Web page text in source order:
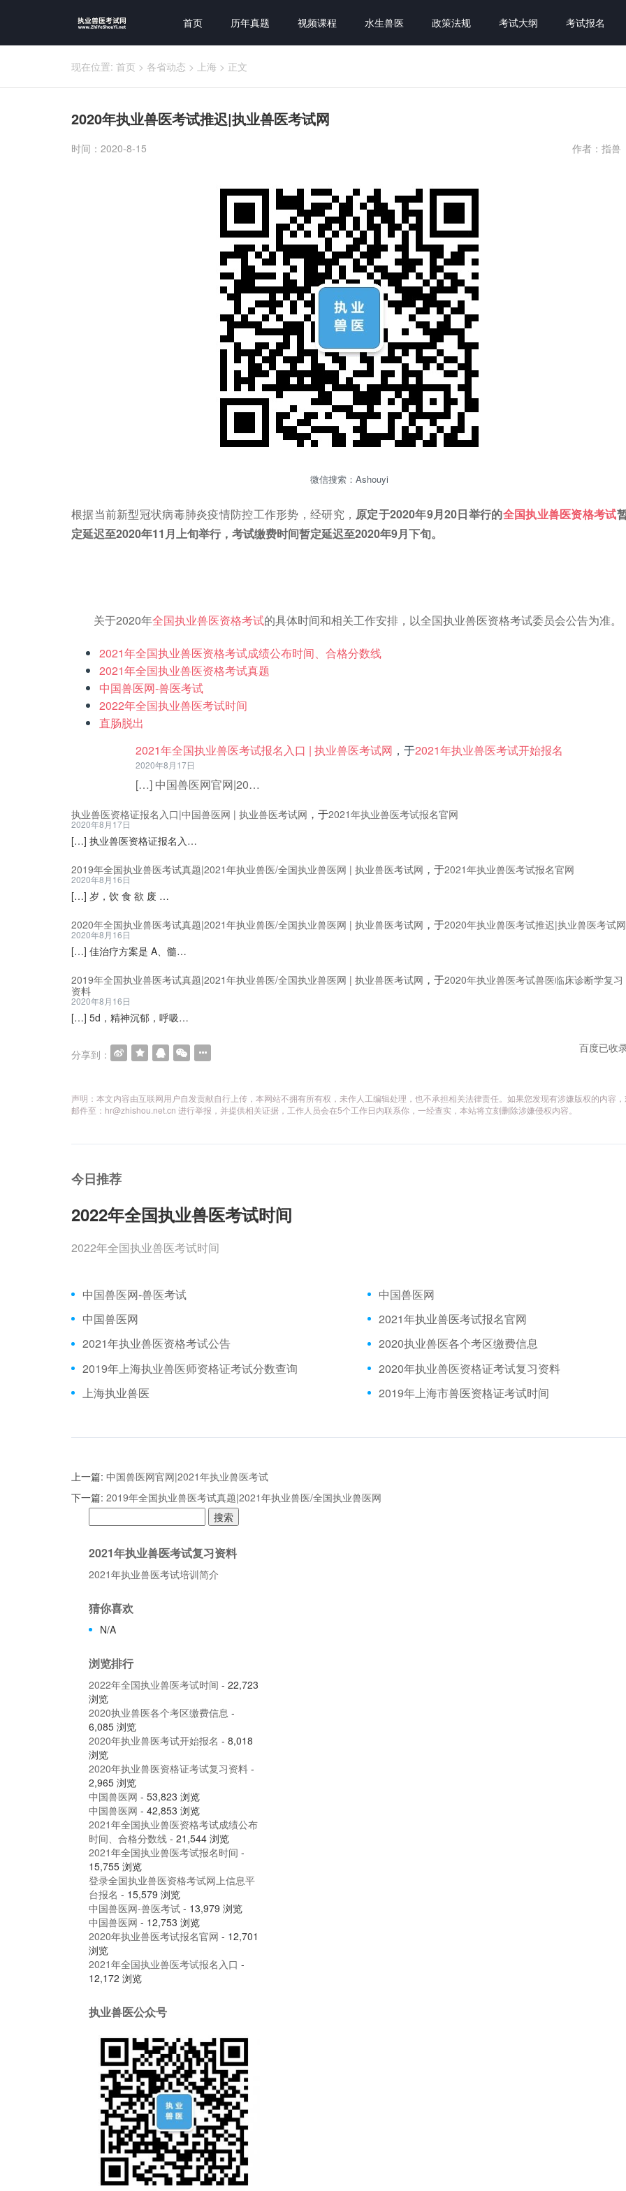
首页 历年真题 视频课程 水生兽医 政策法规 考试大纲 考试报名
现在位置: 首页 > 各省动态 > 上海 > 正文
2020年执业兽医考试推迟|执业兽医考试网
时间：2020-8-15 作者：指兽
微信搜索：Ashouyi
根据当前新型冠状病毒肺炎疫情防控工作形势，经研究， 原定于2020年9月20日举行的全国执业兽医资格考试
定延迟至2020年11月上旬举行，考试缴费时间暂定延迟至2020年9月下旬。
关于2020年全国执业兽医资格考试的具体时间和相关工作安排，以全国执业兽医资格考试委员会公告为准。
2021年全国执业兽医资格考试成绩公布时间、合格分数线
2021年全国执业兽医资格考试真题
中国兽医网-兽医考试
2022年全国执业兽医考试时间
直肠脱出
2021年全国执业兽医考试报名入口 | 执业兽医考试网 ，于2021年执业兽医考试开始报名
2020年8月17日
[…] 中国兽医网官网|20…
执业兽医资格证报名入口|中国兽医网 | 执业兽医考试网 ，于2021年执业兽医考试报名官网
2020年8月17日
[…] 执业兽医资格证报名入…
2019年全国执业兽医考试真题|2021年执业兽医/全国执业兽医网 | 执业兽医考试网 ，于2021年执业兽医考试报名官网
2020年8月16日
[…] 岁，饮 食 欲 废 …
2020年全国执业兽医考试真题|2021年执业兽医/全国执业兽医网 | 执业兽医考试网 ，于2020年执业兽医考试推迟|执业兽医考试网
2020年8月16日
[…] 佳治疗方案是 A、髓…
2019年全国执业兽医考试真题|2021年执业兽医/全国执业兽医网 | 执业兽医考试网 ，于2020年执业兽医考试兽医临床诊断学复习
资料
2020年8月16日
[…] 5d，精神沉郁，呼吸…
百度已收
分享到：
声明：本文内容由互联网用户自发贡献自行上传，本网站不拥有所有权，未作人工编辑处理，也不承担相关法律责任。如果您发现有涉嫌版权的内容
邮件至：hr@zhishou.net.cn 进行举报，并提供相关证据，工作人员会在5个工作日内联系你，一经查实，本站将立刻删除涉嫌侵权内容。
今日推荐
2022年全国执业兽医考试时间
2022年全国执业兽医考试时间
中国兽医网-兽医考试
中国兽医网
中国兽医网
2021年执业兽医考试报名官网
2021年执业兽医资格考试公告
2020执业兽医各个考区缴费信息
2019年上海执业兽医师资格证考试分数查询
2020年执业兽医资格证考试复习资料
上海执业兽医
2019年上海市兽医资格证考试时间
上一篇: 中国兽医网官网|2021年执业兽医考试
下一篇: 2019年全国执业兽医考试真题|2021年执业兽医/全国执业兽医网
索：
2021年执业兽医考试复习资料
2021年执业兽医考试培训简介
猜你喜欢
N/A
浏览排行
2022年全国执业兽医考试时间 - 22,723
浏览
2020执业兽医各个考区缴费信息 -
6,085 浏览
2020年执业兽医考试开始报名 - 8,018
浏览
2020年执业兽医资格证考试复习资料 -
2,965 浏览
中国兽医网 - 53,823 浏览
中国兽医网 - 42,853 浏览
2021年全国执业兽医资格考试成绩公布
时间、合格分数线 - 21,544 浏览
2021年全国执业兽医考试报名时间 -
15,755 浏览
登录全国执业兽医资格考试网上信息平
台报名 - 15,579 浏览
中国兽医网-兽医考试 - 13,979 浏览
中国兽医网 - 12,753 浏览
2020年执业兽医考试报名官网 - 12,701
浏览
2021年全国执业兽医考试报名入口 -
12,172 浏览
执业兽医公众号